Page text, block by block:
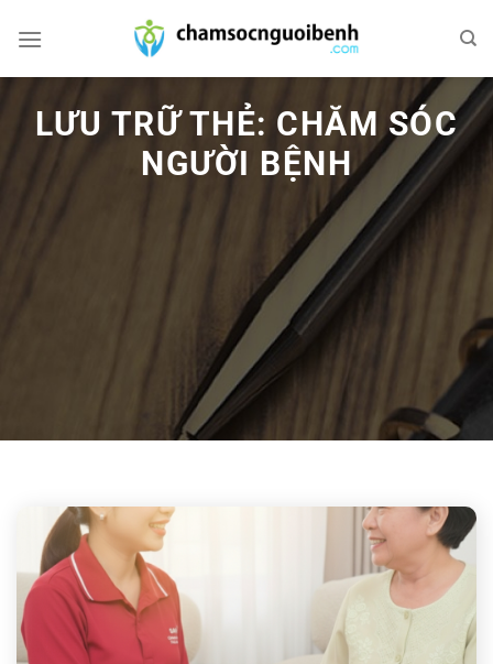
qua
LƯU TRỮ THẺ: CHĂM SÓC
NGƯỜI BỆNH